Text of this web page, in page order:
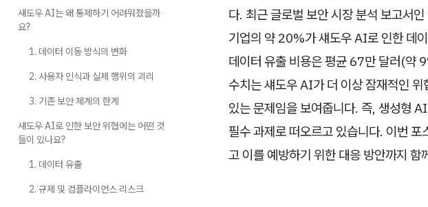
다. 최근 글로벌 보안 시장 분석 보고서
기업의 약 20%가 섀도우 AI로 인한 데
데이터 유출 비용은 평균 67만 달러(약
수치는 섀도우 AI가 더 이상 잠재적인
있는 문제임을 보여줍니다. 즉, 생성형
필수 과제로 떠오르고 있습니다. 이번
고 이를 예방하기 위한 대응 방안까지 함
섀도우 AI는 왜 통제하기 어려워졌을까
요?
1. 데이터 이동 방식의 변화
2. 사용자 인식과 실제 행위의 괴리
3. 기존 보안 체계의 한계
섀도우 AI로 인한 보안 위협에는 어떤 것
들이 있나요?
1. 데이터 유출
2. 규제 및 컴플라이언스 리스크